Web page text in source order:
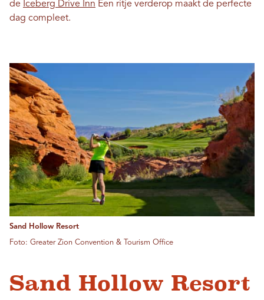
de Iceberg Drive Inn Een ritje verderop maakt de perfecte
dag compleet.
Sand Hollow Resort
Foto: Greater Zion Convention & Tourism Office
Sand Hollow Resort